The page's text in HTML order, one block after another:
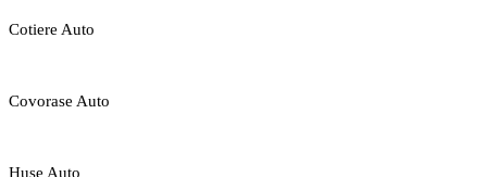
Cotiere Auto
Covorase Auto
Huse Auto